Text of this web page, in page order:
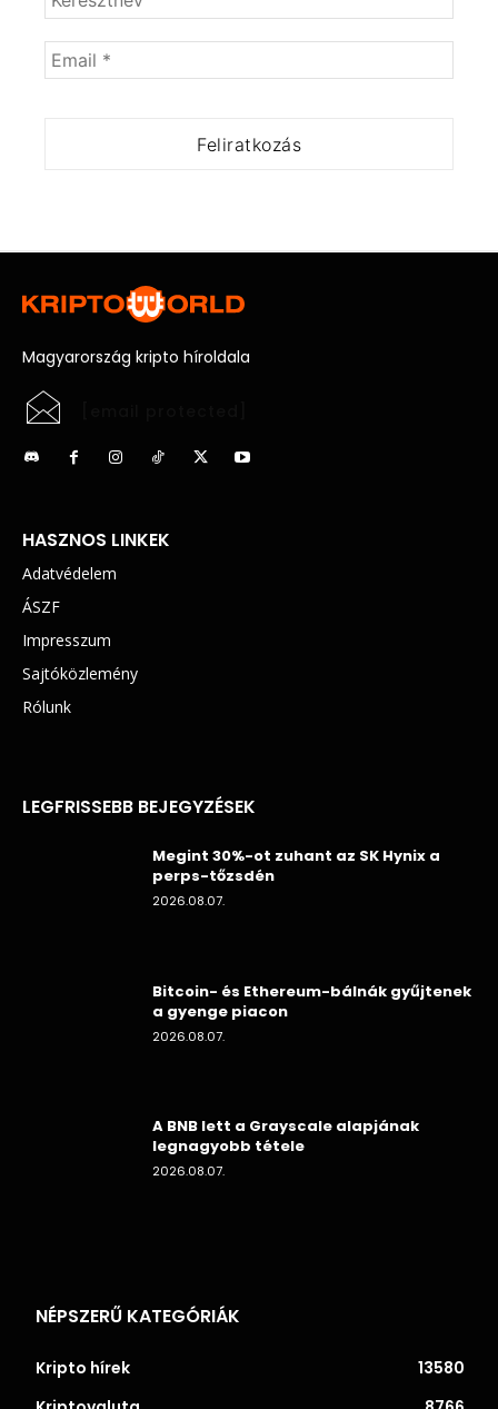
Magyarország kripto híroldala
HASZNOS LINKEK
Adatvédelem
ÁSZF
Impresszum
Sajtóközlemény
Rólunk
LEGFRISSEBB BEJEGYZÉSEK
Megint 30%-ot zuhant az SK Hynix a
perps-tőzsdén
2026.08.07.
Bitcoin- és Ethereum-bálnák gyűjtenek
a gyenge piacon
2026.08.07.
A BNB lett a Grayscale alapjának
legnagyobb tétele
2026.08.07.
NÉPSZERŰ KATEGÓRIÁK
Kripto hírek
13580